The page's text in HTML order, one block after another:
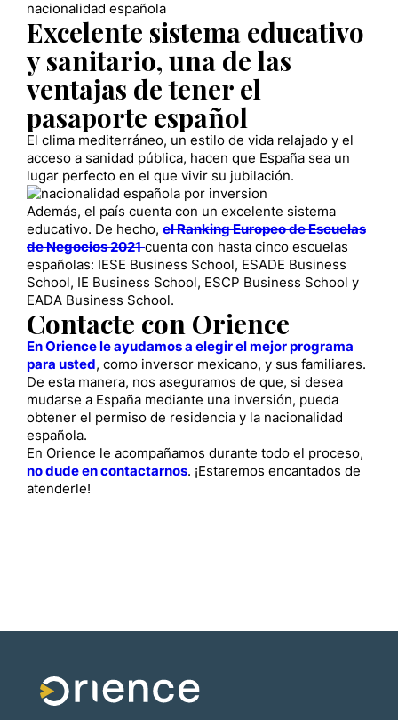
nacionalidad española
Excelente sistema educativo
y sanitario, una de las
ventajas de tener el
pasaporte español
El clima mediterráneo, un estilo de vida relajado y el
acceso a sanidad pública, hacen que España sea un
lugar perfecto en el que vivir su jubilación.
Además, el país cuenta con un excelente sistema
educativo. De hecho, el Ranking Europeo de Escuelas
de Negocios 2021 cuenta con hasta cinco escuelas
españolas: IESE Business School, ESADE Business
School, IE Business School, ESCP Business School y
EADA Business School.
Contacte con Orience
En Orience le ayudamos a elegir el mejor programa
para usted, como inversor mexicano, y sus familiares.
De esta manera, nos aseguramos de que, si desea
mudarse a España mediante una inversión, pueda
obtener el permiso de residencia y la nacionalidad
española.
En Orience le acompañamos durante todo el proceso,
no dude en contactarnos. ¡Estaremos encantados de
atenderle!